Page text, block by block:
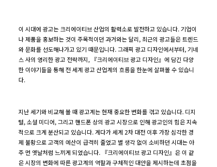
이 시대에 광고는 크리에이티브 산업의 활력소로 발전하고 있습니다. 기업이
나 제품을 홍보하는 것이 주목적이던 과거와는 달리, 최근의 광고들은 트렌드
와 문화를 선도해나가고 있기 때문입니다. 그래픽 광고 디자인에서부터, 기네
스 사의 영리한 광고 전략까지, 『크리에이티브 광고 디자인』에 담긴 다양
한 이야기들을 통해 전 세계 광고 산업계의 흐름을 한눈에 살펴볼 수 있습니
다.
지난 세기와 비교해 볼 때 광고계는 현재 중요한 변화를 겪고 있습니다. 디지
털, 소셜 미디어, 그리고 핸드폰 상의 광고 시장으로 인해 광고인의 힘은 지속
적으로 크게 분산되고 있습니다. 게다가 세계 2차 대전 이후 가장 심각한 경
제 불황으로 고객의 예산이 급격히 줄었고 별 생각 없이 소비하던 시대는 아
주 먼 옛날처럼 느끼게 되었습니다. 『크리에이티브 광고 디자인』은 이 같
은 시장의 변화에 따른 광고계의 역할과 구체적인 대안을 제시하는데 초점을